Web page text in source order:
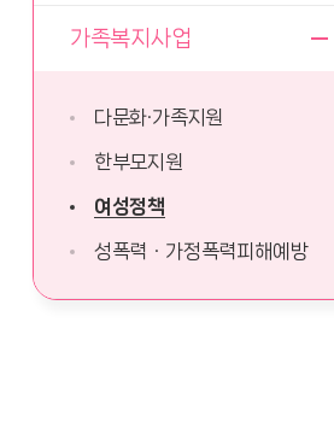
가족복지사업
다문화·가족지원
한부모지원
여성정책
성폭력ㆍ가정폭력피해예방